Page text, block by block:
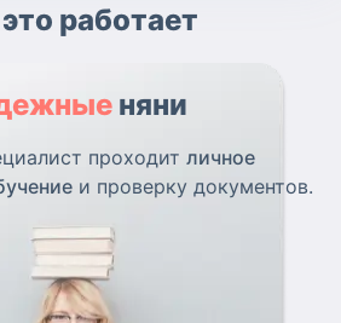
работает
няни
проходит личное
и проверку документов.